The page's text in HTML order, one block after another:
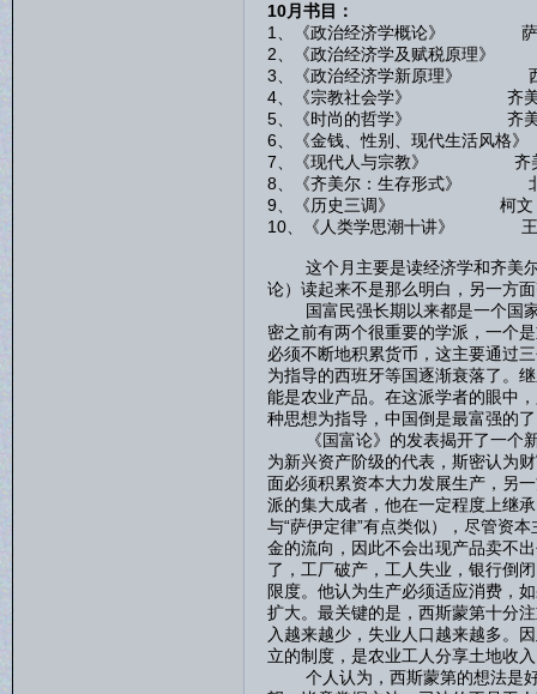
10月书目：
1、《政治经济学概论》 萨
2、《政治经济学及赋税原理》
3、《政治经济学新原理》
4、《宗教社会学》 齐美
5、《时尚的哲学》 齐美
6、《金钱、性别、现代生活风格
7、《现代人与宗教》 齐
8、《齐美尔：生存形式》
9、《历史三调》 柯文
10、《人类学思潮十讲》 王
这个月主要是读经济学和齐美尔
论）读起来不是那么明白，另一方
国富民强长期以来都是一个国家
密之前有两个很重要的学派，一个
必须不断地积累货币，这主要通过
为指导的西班牙等国逐渐衰落了。
能是农业产品。在这派学者的眼中
种思想为指导，中国倒是最富强的
《国富论》的发表揭开了一个新
为新兴资产阶级的代表，斯密认为
面必须积累资本大力发展生产，另
派的集大成者，他在一定程度上继
与“萨伊定律”有点类似），尽管资
金的流向，因此不会出现产品卖不
了，工厂破产，工人失业，银行倒
限度。他认为生产必须适应消费，
扩大。最关键的是，西斯蒙第十分
入越来越少，失业人口越来越多。
立的制度，是农业工人分享土地收
个人认为，西斯蒙第的想法是好